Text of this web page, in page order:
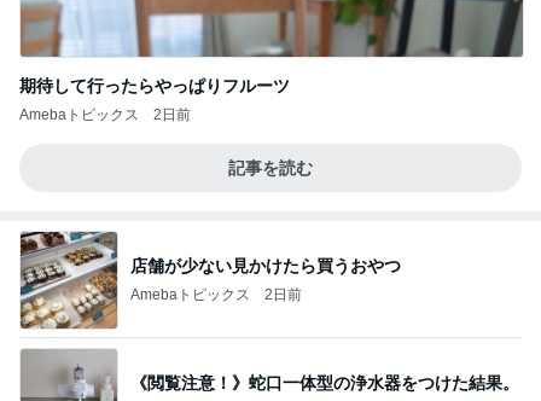
期待して行ったらやっぱりフルーツ
Amebaトピックス 2日前
記事を読む
店舗が少ない見かけたら買うおやつ
Amebaトピックス 2日前
《閲覧注意！》蛇口一体型の浄水器をつけた結果。